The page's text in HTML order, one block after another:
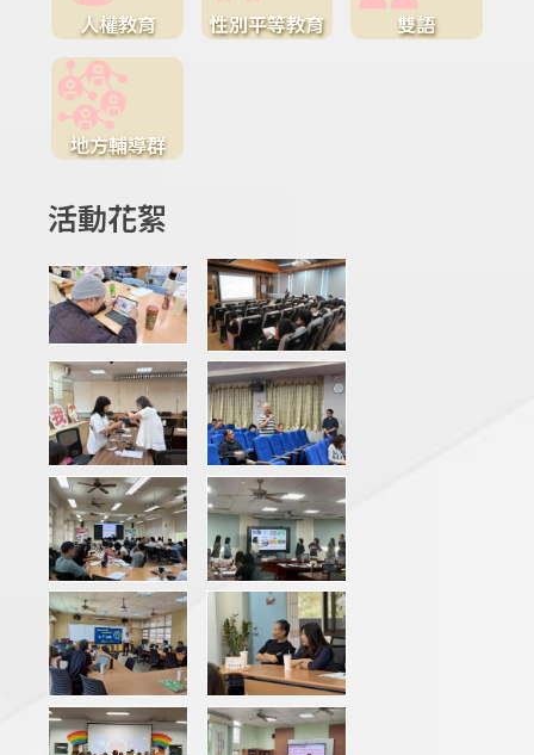
人權教育 性別平等教育 雙語
地方輔導群
活動花絮